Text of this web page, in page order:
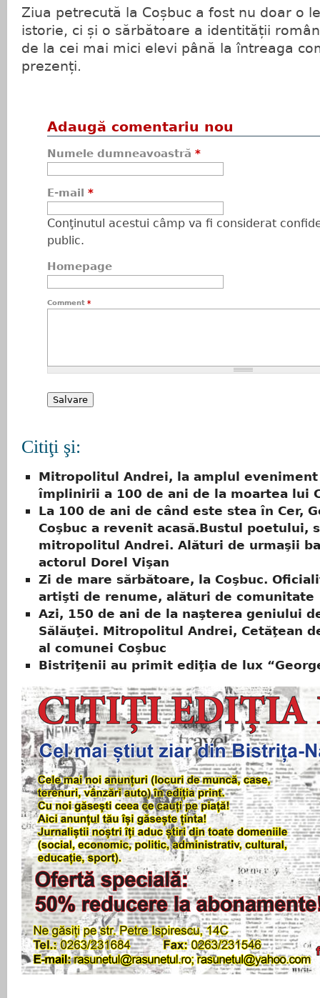
Ziua petrecută la Coșbuc a fost nu doar o
istorie, ci și o sărbătoare a identității
de la cei mai mici elevi până la întreaga
prezenți.
Adaugă comentariu nou
Numele dumneavoastră *
E-mail *
Conţinutul acestui câmp va fi considerat
public.
Homepage
Comment *
Citiţi şi:
Mitropolitul Andrei, la amplul
împlinirii a 100 de ani de la moartea lui
La 100 de ani de când este stea în Cer,
Coşbuc a revenit acasă.Bustul poetului,
mitropolitul Andrei. Alături de urmaşii
actorul Dorel Vişan
Zi de mare sărbătoare, la Coşbuc.
artişti de renume, alături de comunitate
Azi, 150 de ani de la naşterea geniului
Sălăuţei. Mitropolitul Andrei, Cetăţean
al comunei Coşbuc
Bistriţenii au primit ediţia de lux